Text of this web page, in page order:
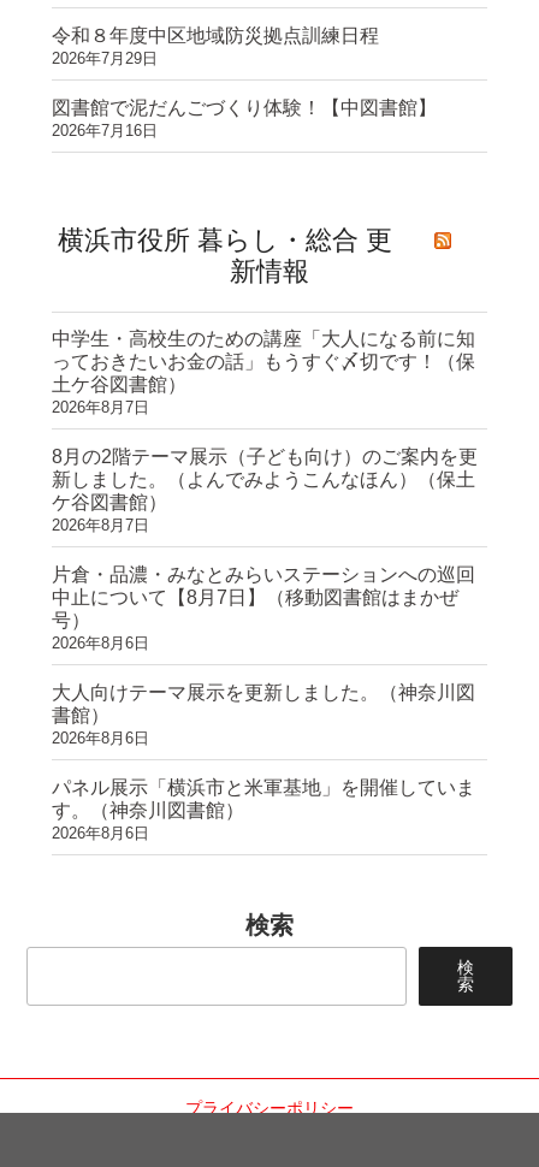
令和８年度中区地域防災拠点訓練日程
2026年7月29日
図書館で泥だんごづくり体験！【中図書館】
2026年7月16日
横浜市役所 暮らし・総合 更
新情報
中学生・高校生のための講座「大人になる前に知
っておきたいお金の話」もうすぐ〆切です！（保
土ケ谷図書館）
2026年8月7日
8月の2階テーマ展示（子ども向け）のご案内を更
新しました。（よんでみようこんなほん）（保土
ケ谷図書館）
2026年8月7日
片倉・品濃・みなとみらいステーションへの巡回
中止について【8月7日】（移動図書館はまかぜ
号）
2026年8月6日
大人向けテーマ展示を更新しました。（神奈川図
書館）
2026年8月6日
パネル展示「横浜市と米軍基地」を開催していま
す。（神奈川図書館）
2026年8月6日
検索
検
索
プライバシーポリシー